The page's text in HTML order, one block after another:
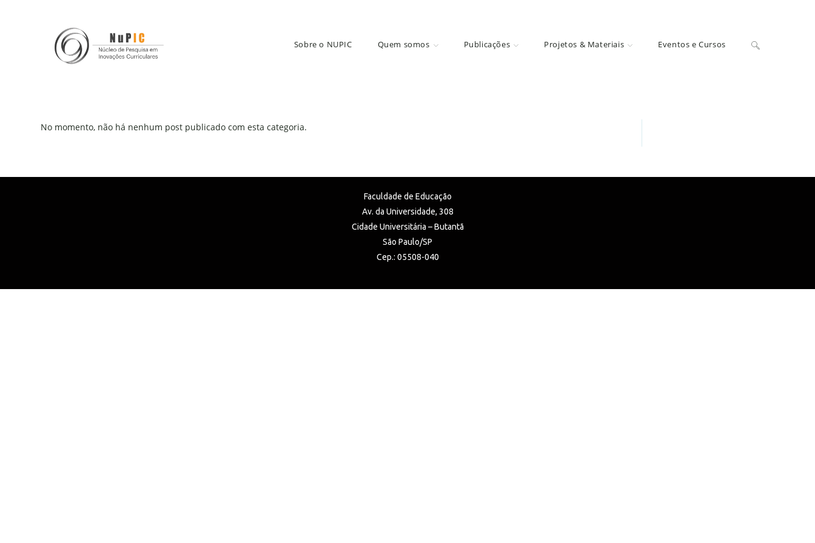
Sobre o NUPIC Quem somos Publicações Projetos & Materiais Eventos e Cursos
No momento, não há nenhum post publicado com esta categoria.
Faculdade de Educação
Av. da Universidade, 308
Cidade Universitária – Butantã
São Paulo/SP
Cep.: 05508-040